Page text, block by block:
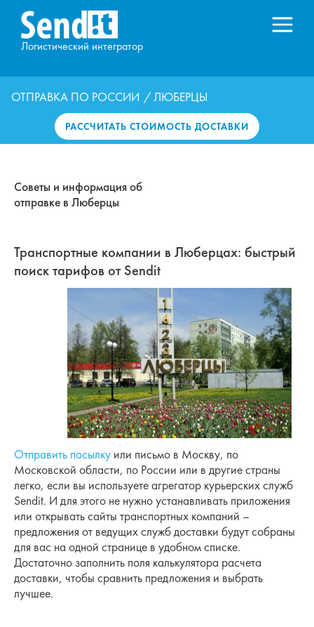
Логистический интегратор
ОТПРАВКА ПО РОССИИ / ЛЮБЕРЦЫ
РАССЧИТАТЬ СТОИМОСТЬ ДОСТАВКИ
Советы и информация об
отправке в Люберцы
Транспортные компании в Люберцах: быстрый
поиск тарифов от Sendit
Отправить посылку или письмо в Москву, по
Московской области, по России или в другие страны
легко, если вы используете агрегатор курьерских служб
Sendit. И для этого не нужно устанавливать приложения
или открывать сайты транспортных компаний –
предложения от ведущих служб доставки будут собраны
для вас на одной странице в удобном списке.
Достаточно заполнить поля калькулятора расчета
доставки, чтобы сравнить предложения и выбрать
лучшее.